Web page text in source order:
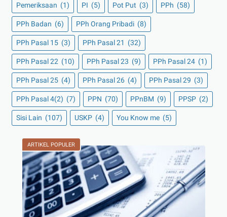
Pemeriksaan (1) PI (5) Pot Put (3) PPh (58)
PPh Badan (6) PPh Orang Pribadi (8)
PPh Pasal 15 (3) PPh Pasal 21 (32)
PPh Pasal 22 (10) PPh Pasal 23 (9) PPh Pasal 24 (1)
PPh Pasal 25 (4) PPh Pasal 26 (4) PPh Pasal 29 (3)
PPh Pasal 4(2) (7) PPN (70) PPnBM (9) PPSP (2)
Sisi Lain (107) USKP (4) You Know me (5)
ARTIKEL POPULER